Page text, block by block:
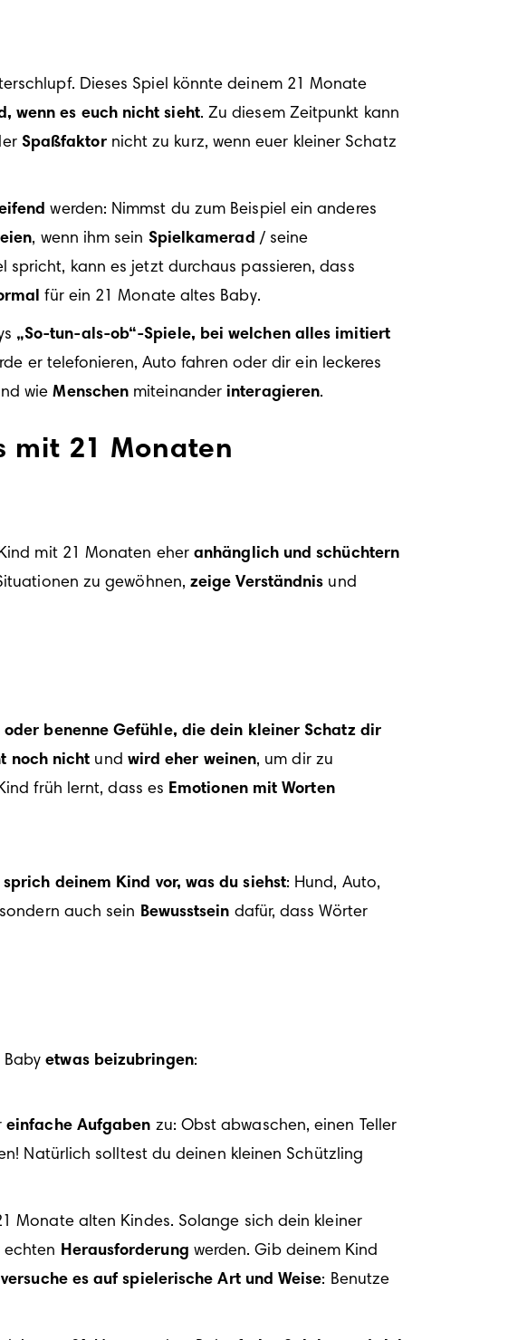
Dieses Spiel könnte deinem 21 Monate
wenn es euch nicht sieht
Spaßfaktor nicht zu kurz, wenn euer kleiner Schatz
werden: Nimmst du zum Beispiel ein anderes
, wenn ihm sein Spielkamerad / seine
für ein 21 Monate altes Baby.
„So-tun-als-ob“-Spiele, bei welchen alles imitiert
er telefonieren, Auto fahren oder dir ein leckeres
wie Menschen miteinander interagieren.
mit 21 Monaten
mit 21 Monaten eher anhänglich und schüchtern
zu gewöhnen, zeige Verständnis und
oder benenne Gefühle, die dein kleiner Schatz dir
noch nicht und wird eher weinen, um dir zu
früh lernt, dass es Emotionen mit Worten
sprich deinem Kind vor, was du siehst: Hund, Auto,
auch sein Bewusstsein dafür, dass Wörter
Baby etwas beizubringen:
einfache Aufgaben zu: Obst abwaschen, einen Teller
Natürlich solltest du deinen kleinen Schützling
Monate alten Kindes. Solange sich dein kleiner
echten Herausforderung werden. Gib deinem Kind
versuche es auf spielerische Art und Weise: Benutze